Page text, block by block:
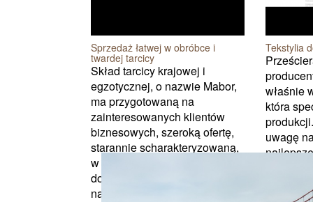
Sprzedaż łatwej w obróbce i
twardej tarcicy
Skład tarcicy krajowej i
egzotycznej, o nazwie Mabor,
ma przygotowaną na
zainteresowanych klientów
biznesowych, szeroką ofertę,
starannie scharakteryzowaną,
w miarę możliwości
doskonaloną. Tarcica bukowa
natura...
Tekstylia
właśnie
która
uwagę